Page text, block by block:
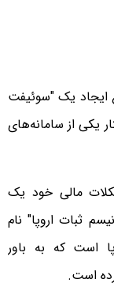
ایجاد یک "سوئیفت
یکی از سامانه‌های
مالی خود یک
ثبات اروپا" نام
است که به باور
است.